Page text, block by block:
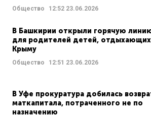
Общество 12:52 23.06.2026
В Башкирии открыли горячую
для родителей детей,
Крыму
Общество 12:51 23.06.2026
В Уфе прокуратура добилась
маткапитала, потраченного не по
назначению